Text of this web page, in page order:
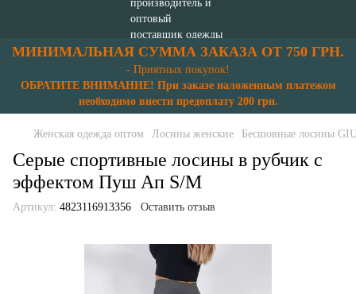
МИНИМАЛЬНАЯ СУММА ЗАКАЗА ОТ 750 ГРН.
- Приятных покупок!
ОБРАТИТЕ ВНИМАНИЕ! При заказе наложенным платежом
необходимо внести предоплату 200 грн.
Женская одежда оптом Лосины женские Бесшовные лосины
Серые спортивные лосины в рубчик с
эффектом Пуш Ап S/M
Артикул: 4823116913356 Оставить отзыв